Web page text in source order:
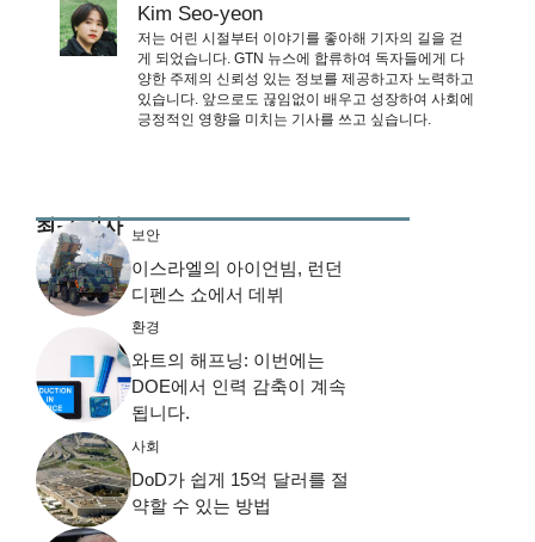
Kim Seo-yeon
저는 어린 시절부터 이야기를 좋아해 기자의 길을 걷
게 되었습니다. GTN 뉴스에 합류하여 독자들에게 다
양한 주제의 신뢰성 있는 정보를 제공하고자 노력하고
있습니다. 앞으로도 끊임없이 배우고 성장하여 사회에
긍정적인 영향을 미치는 기사를 쓰고 싶습니다.
최근 기사 보안
이스라엘의 아이언빔, 런던
디펜스 쇼에서 데뷔
환경
와트의 해프닝: 이번에는
DOE에서 인력 감축이 계속
됩니다.
사회
DoD가 쉽게 15억 달러를 절
약할 수 있는 방법